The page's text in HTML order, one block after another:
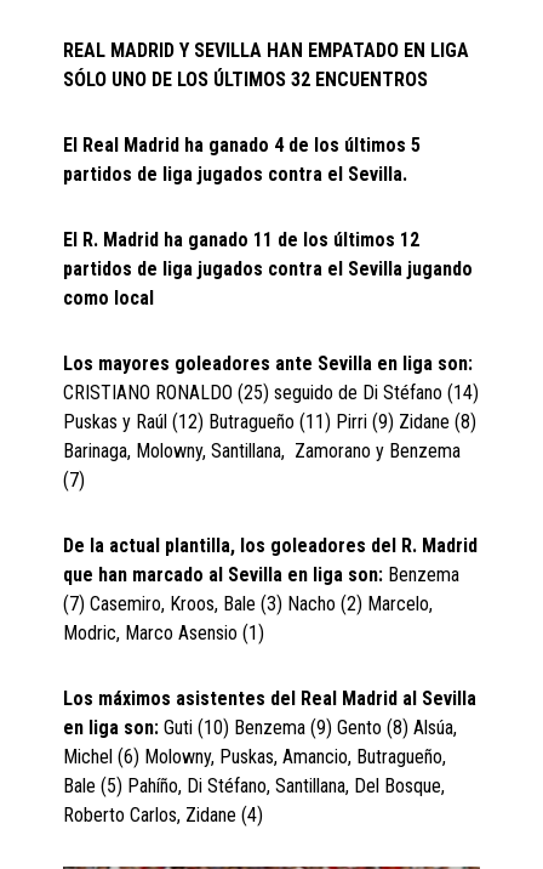
REAL MADRID Y SEVILLA HAN EMPATADO EN LIGA
SÓLO UNO DE LOS ÚLTIMOS 32 ENCUENTROS
El Real Madrid ha ganado 4 de los últimos 5
partidos de liga jugados contra el Sevilla.
El R. Madrid ha ganado 11 de los últimos 12
partidos de liga jugados contra el Sevilla jugando
como local
Los mayores goleadores ante Sevilla en liga son:
CRISTIANO RONALDO (25) seguido de Di Stéfano (14)
Puskas y Raúl (12) Butragueño (11) Pirri (9) Zidane (8)
Barinaga, Molowny, Santillana, Zamorano y Benzema
(7)
De la actual plantilla, los goleadores del R. Madrid
que han marcado al Sevilla en liga son: Benzema
(7) Casemiro, Kroos, Bale (3) Nacho (2) Marcelo,
Modric, Marco Asensio (1)
Los máximos asistentes del Real Madrid al Sevilla
en liga son:Guti (10) Benzema (9) Gento (8) Alsúa,
Michel (6) Molowny, Puskas, Amancio, Butragueño,
Bale (5) Pahíño, Di Stéfano, Santillana, Del Bosque,
Roberto Carlos, Zidane (4)